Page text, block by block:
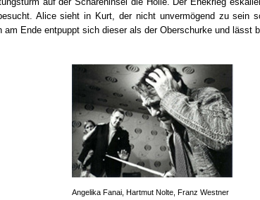
Alice sieht in Kurt, der nicht unvermögend zu sein
am Ende entpuppt sich dieser als der Oberschurke und lässt
Angelika Fanai, Hartmut Nolte, Franz Westner